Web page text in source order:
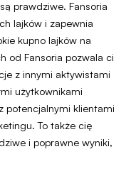
prawdziwe. Fansoria
lajków i zapewnia
kupno lajków na
od Fansoria pozwala ci
z innymi aktywistami
użytkownikami
potencjalnymi klientami
To także cię
i poprawne wyniki,